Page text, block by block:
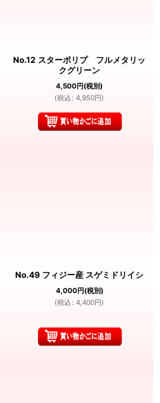
No.12 スターポリプ フルメタリッ
クグリーン
4,500円(税別)
(税込 : 4,950円)
No.49 フィジー産 スゲミドリイシ
4,000円(税別)
(税込 : 4,400円)